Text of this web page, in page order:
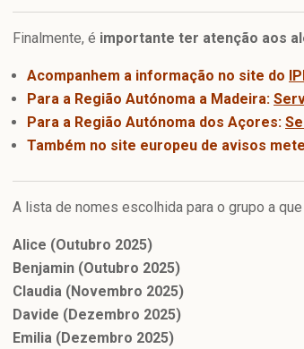
Finalmente, é importante ter atenção aos
Acompanhem a informação no site do
Para a Região Autónoma a Madeira:
Para a Região Autónoma dos Açores:
Também no site europeu de avisos
A lista de nomes escolhida para o grupo a
Alice (Outubro 2025)
Benjamin (Outubro 2025)
Claudia (Novembro 2025)
Davide (Dezembro 2025)
Emilia (Dezembro 2025)